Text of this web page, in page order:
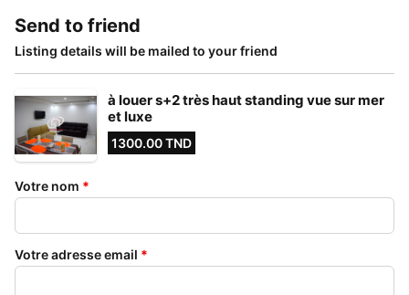
Send to friend
Listing details will be mailed to your friend
à louer s+2 très haut standing vue sur mer
et luxe
1300.00 TND
Votre nom *
Votre adresse email *